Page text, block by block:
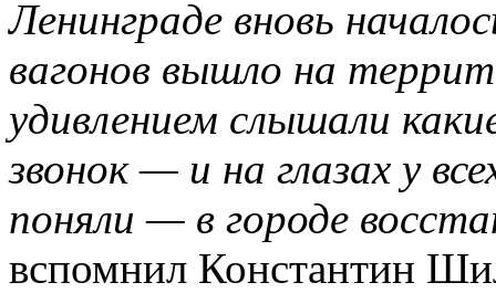
Ленинграде вновь
вагонов вышло на
удивлением слышали
звонок — и на глазах у
поняли — в городе
вспомнил Константин